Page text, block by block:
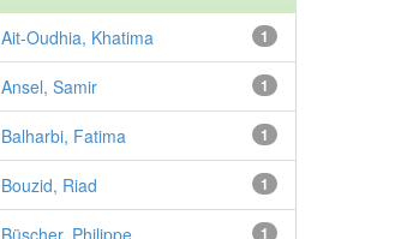
1
Ait-Oudhia, Khatima
1
Ansel, Samir
1
Balharbi, Fatima
1
Bouzid, Riad
1
Büscher, Philippe